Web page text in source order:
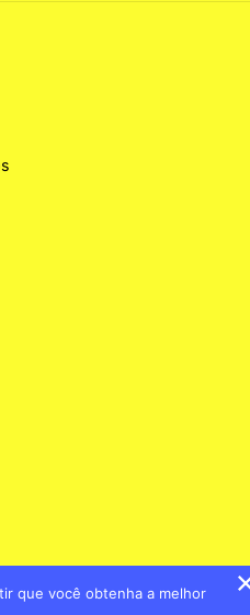
que você obtenha a melhor